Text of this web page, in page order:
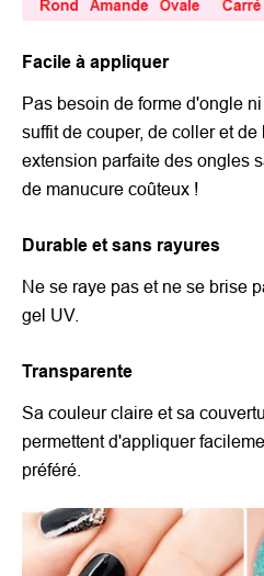
Facile à appliquer
Pas besoin de forme d'ongle
suffit de couper, de coller et
extension parfaite des ongles
de manucure coûteux !
Durable et sans rayures
Ne se raye pas et ne se brise
gel UV.
Transparente
Sa couleur claire et sa
permettent d'appliquer
préféré.